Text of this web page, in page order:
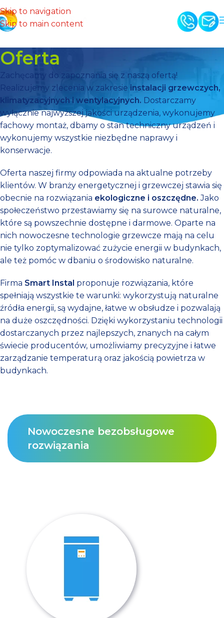
Skip to navigation
Skip to main content
Oferta
Zachęcamy do zapoznania się z naszą ofertą!
Realizujemy zlecenia w zakresie instalacji grzewczych,
klimatyzacyjnych i wentylacyjnych. Dostarczamy
wyłącznie najwyższej jakości urządzenia, wykonujemy
fachowy montaż, dbamy o stan techniczny urządzeń i
wykonujemy wszystkie niezbędne naprawy i
konserwacje.
Oferta naszej firmy odpowiada na aktualne potrzeby
klientów. W branży energetycznej i grzewczej stawia się
obecnie na rozwiązania ekologiczne i oszczędne. Jako
społeczeństwo przestawiamy się na surowce naturalne,
które są powszechnie dostępne i darmowe. Oparte na
nich nowoczesne technologie grzewcze mają na celu
nie tylko zoptymalizować zużycie energii w budynkach,
ale też pomóc w dbaniu o środowisko naturalne.
Firma Smart Instal proponuje rozwiązania, które
spełniają wszystkie te warunki: wykorzystują naturalne
źródła energii, są wydajne, łatwe w obsłudze i pozwalają
na duże oszczędności. Dzięki wykorzystaniu technologii
dostarczanych przez najlepszych, znanych na całym
świecie producentów, umożliwiamy precyzyjne i łatwe
zarządzanie temperaturą oraz jakością powietrza w
budynkach.
Nowoczesne bezobsługowe
rozwiązania